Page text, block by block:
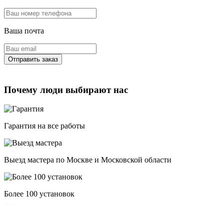
Ваша почта
Почему люди выбирают нас
Гарантия на все работы
Выезд мастера по Москве и Московской области
Более 100 установок